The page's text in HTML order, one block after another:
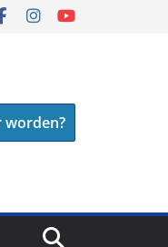
worden?